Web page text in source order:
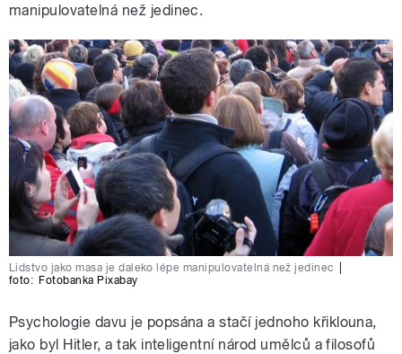
manipulovatelná než jedinec.
Lidstvo jako masa je daleko lépe manipulovatelná než jedinec
foto: Fotobanka Pixabay
Psychologie davu je popsána a stačí jednoho křiklouna,
jako byl Hitler, a tak inteligentní národ umělců a filosofů